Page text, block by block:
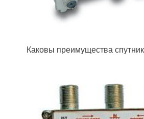
Каковы преимущества